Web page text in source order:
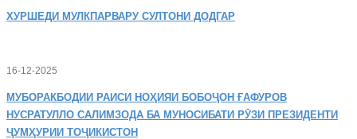
ХУРШЕДИ МУЛКПАРВАРУ СУЛТОНИ ДОДГАР
16-12-2025
МУБОРАКБОДИИ РАИСИ НОҲИЯИ БОБОҶОН ҒАФУРОВ
НУСРАТУЛЛО САЛИМЗОДА БА МУНОСИБАТИ РӮЗИ ПРЕЗИДЕНТИ
ҶУМҲУРИИ ТОҶИКИСТОН